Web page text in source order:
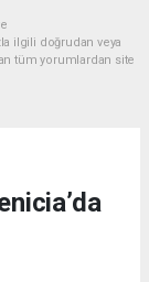
ilgili doğrudan veya
tüm yorumlardan site